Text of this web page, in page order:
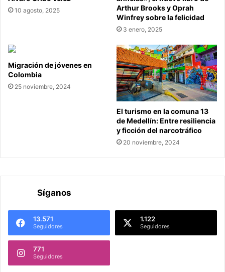
10 agosto, 2025
Arthur Brooks y Oprah
Winfrey sobre la felicidad
3 enero, 2025
Migración de jóvenes en
Colombia
25 noviembre, 2024
El turismo en la comuna 13
de Medellín: Entre resiliencia
y ficción del narcotráfico
20 noviembre, 2024
Síganos
13.571
Seguidores
1.122
Seguidores
771
Seguidores